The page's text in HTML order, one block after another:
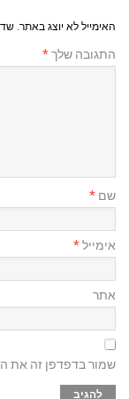
האימייל לא יוצג באתר.
התגובה שלך*
שם *
אימייל*
אתר
שמור בדפדפן זה את